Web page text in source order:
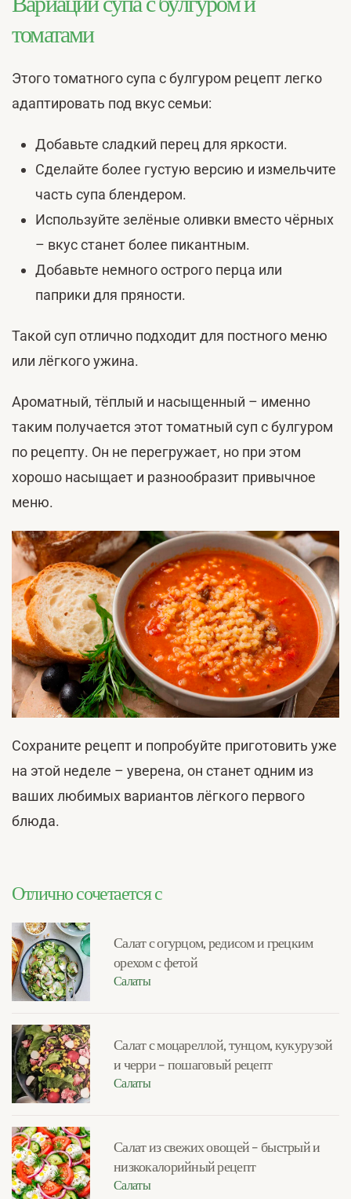
томатами
Этого томатного супа с булгуром рецепт легко
адаптировать под вкус семьи:
Добавьте сладкий перец для яркости.
Сделайте более густую версию и измельчите
часть супа блендером.
Используйте зелёные оливки вместо чёрных
– вкус станет более пикантным.
Добавьте немного острого перца или
паприки для пряности.
Такой суп отлично подходит для постного меню
или лёгкого ужина.
Ароматный, тёплый и насыщенный – именно
таким получается этот томатный суп с булгуром
по рецепту. Он не перегружает, но при этом
хорошо насыщает и разнообразит привычное
меню.
Сохраните рецепт и попробуйте приготовить уже
на этой неделе – уверена, он станет одним из
ваших любимых вариантов лёгкого первого
блюда.
Отлично сочетается с
Салат с огурцом, редисом и грецким
орехом с фетой
Салаты
Салат с моцареллой, тунцом, кукурузой
и черри – пошаговый рецепт
Салаты
Салат из свежих овощей – быстрый и
низкокалорийный рецепт
Салаты